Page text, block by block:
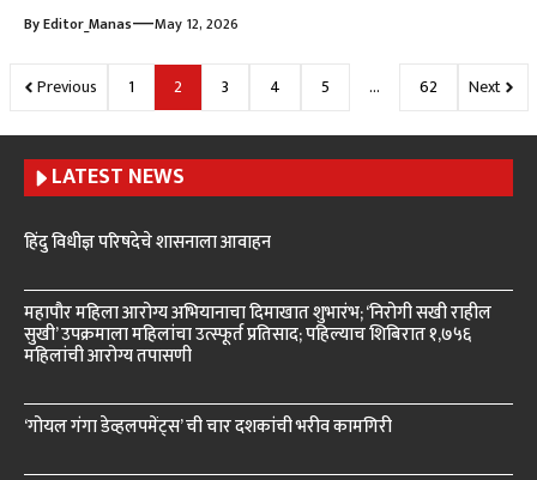
ByEditor_Manas—May 12, 2026
Previous 1 2 3 4 5 … 62 Next
LATEST NEWS
हिंदु विधीज्ञ परिषदेचे शासनाला आवाहन
महापौर महिला आरोग्य अभियानाचा दिमाखात शुभारंभ; ‘निरोगी सखी राहील
सुखी’ उपक्रमाला महिलांचा उत्स्फूर्त प्रतिसाद; पहिल्याच शिबिरात १,७५६
महिलांची आरोग्य तपासणी
‘गोयल गंगा डेव्हलपमेंट्स’ ची चार दशकांची भरीव कामगिरी